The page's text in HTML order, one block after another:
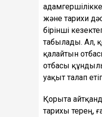
және тарихи
бірінші
табылады. Ал,
қалайтын
отбасы
уақыт талап
Қорыта
тарихы терең,